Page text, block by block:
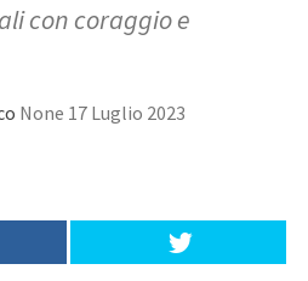
con coraggio e
None 17 Luglio 2023